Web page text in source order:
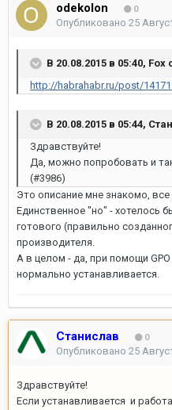
odekolon 0
Опубликовано 25
В 20.08.2015 в 05:40, Fox
http://habrahabr.ru/post/
В 20.08.2015 в 05:44,
Здравствуйте!
Да, можно попробовать и
(#3986)
Это описание мне знакомо,
Единственное "но" - хотелось
готового (правильно
производителя.
А в целом - да, при помощи
нормально устанавливается.
Станислав 0
Опубликовано 25
Здравствуйте!
Если устанавливается и